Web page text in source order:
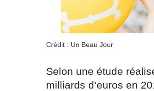
Crédit : Un Beau Jour
Selon une étude
milliards d’euros en